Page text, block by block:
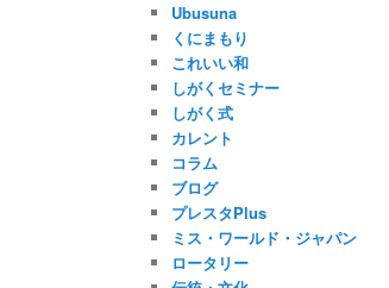
Ubusuna
くにまもり
これいい和
しがくセミナー
しがく式
カレント
コラム
ブログ
プレスタPlus
ミス・ワールド・ジャパン
ロータリー